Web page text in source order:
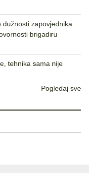
zapovjednika
brigadiru
tehnika sama nije
Pogledaj sve